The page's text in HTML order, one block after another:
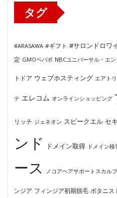
タグ
#ARASAWA #ギフト #サロンドロワ
定 GMOペパボ NBCユニバーサル・エ
トドア ウェブホスティング エアトリ
テ エレコム オンラインショッピング
リッチ ジェネオン スピークエル セ
ンド
ドメイン取得 ドメイン移
ース
ノコアヘアサポートスカル
ンジア フィンジア初期脱毛 ボタニス